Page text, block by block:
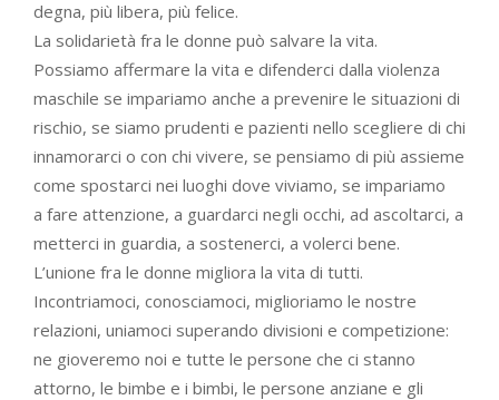
degna, più libera, più felice.
La solidarietà fra le donne può salvare la vita.
Possiamo affermare la vita e difenderci dalla violenza
maschile se impariamo anche a prevenire le situazioni di
rischio, se siamo prudenti e pazienti nello scegliere di chi
innamorarci o con chi vivere, se pensiamo di più assieme
come spostarci nei luoghi dove viviamo, se impariamo
a fare attenzione, a guardarci negli occhi, ad ascoltarci, a
metterci in guardia, a sostenerci, a volerci bene.
L’unione fra le donne migliora la vita di tutti.
Incontriamoci, conosciamoci, miglioriamo le nostre
relazioni, uniamoci superando divisioni e competizione:
ne gioveremo noi e tutte le persone che ci stanno
attorno, le bimbe e i bimbi, le persone anziane e gli